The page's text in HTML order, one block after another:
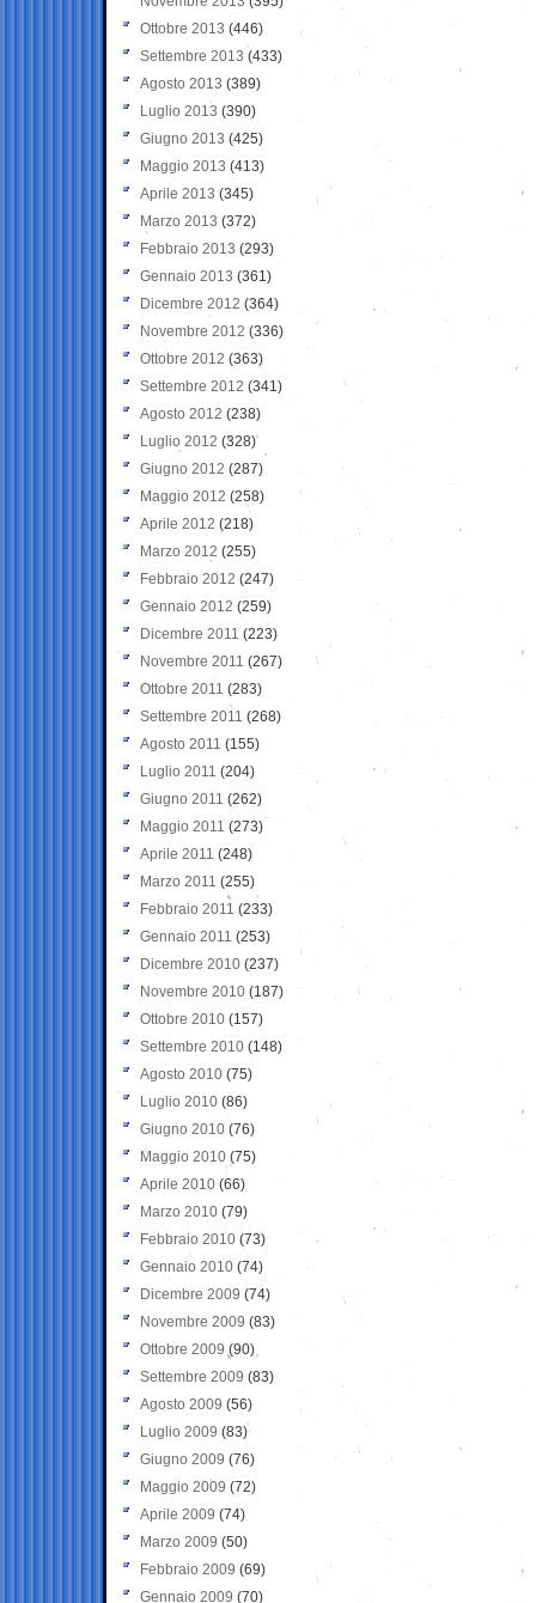
Ottobre 2013 (446)
Settembre 2013 (433)
Agosto 2013 (389)
Luglio 2013 (390)
Giugno 2013 (425)
Maggio 2013 (413)
Aprile 2013 (345)
Marzo 2013 (372)
Febbraio 2013 (293)
Gennaio 2013 (361)
Dicembre 2012 (364)
Novembre 2012 (336)
Ottobre 2012 (363)
Settembre 2012 (341)
Agosto 2012 (238)
Luglio 2012 (328)
Giugno 2012 (287)
Maggio 2012 (258)
Aprile 2012 (218)
Marzo 2012 (255)
Febbraio 2012 (247)
Gennaio 2012 (259)
Dicembre 2011 (223)
Novembre 2011 (267)
Ottobre 2011 (283)
Settembre 2011 (268)
Agosto 2011 (155)
Luglio 2011 (204)
Giugno 2011 (262)
Maggio 2011 (273)
Aprile 2011 (248)
Marzo 2011 (255)
Febbraio 2011 (233)
Gennaio 2011 (253)
Dicembre 2010 (237)
Novembre 2010 (187)
Ottobre 2010 (157)
Settembre 2010 (148)
Agosto 2010 (75)
Luglio 2010 (86)
Giugno 2010 (76)
Maggio 2010 (75)
Aprile 2010 (66)
Marzo 2010 (79)
Febbraio 2010 (73)
Gennaio 2010 (74)
Dicembre 2009 (74)
Novembre 2009 (83)
Ottobre 2009 (90)
Settembre 2009 (83)
Agosto 2009 (56)
Luglio 2009 (83)
Giugno 2009 (76)
Maggio 2009 (72)
Aprile 2009 (74)
Marzo 2009 (50)
Febbraio 2009 (69)
Gennaio 2009 (70)